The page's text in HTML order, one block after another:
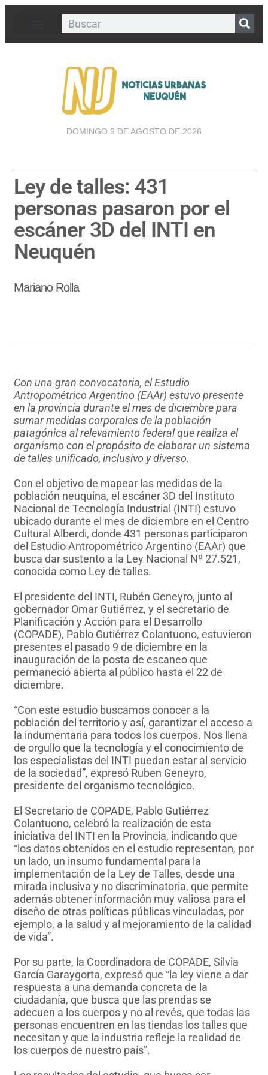
DOMINGO 9 DE AGOSTO DE 2026
Ley de talles: 431
personas pasaron por el
escáner 3D del INTI en
Neuquén
Mariano Rolla
Con una gran convocatoria, el Estudio
Antropométrico Argentino (EAAr) estuvo presente
en la provincia durante el mes de diciembre para
sumar medidas corporales de la población
patagónica al relevamiento federal que realiza el
organismo con el propósito de elaborar un sistema
de talles unificado, inclusivo y diverso.
Con el objetivo de mapear las medidas de la
población neuquina, el escáner 3D del Instituto
Nacional de Tecnología Industrial (INTI) estuvo
ubicado durante el mes de diciembre en el Centro
Cultural Alberdi, donde 431 personas participaron
del Estudio Antropométrico Argentino (EAAr) que
busca dar sustento a la Ley Nacional Nº 27.521,
conocida como Ley de talles.
El presidente del INTI, Rubén Geneyro, junto al
gobernador Omar Gutiérrez, y el secretario de
Planificación y Acción para el Desarrollo
(COPADE), Pablo Gutiérrez Colantuono, estuvieron
presentes el pasado 9 de diciembre en la
inauguración de la posta de escaneo que
permaneció abierta al público hasta el 22 de
diciembre.
“Con este estudio buscamos conocer a la
población del territorio y así, garantizar el acceso a
la indumentaria para todos los cuerpos. Nos llena
de orgullo que la tecnología y el conocimiento de
los especialistas del INTI puedan estar al servicio
de la sociedad”, expresó Ruben Geneyro,
presidente del organismo tecnológico.
El Secretario de COPADE, Pablo Gutiérrez
Colantuono, celebró la realización de esta
iniciativa del INTI en la Provincia, indicando que
“los datos obtenidos en el estudio representan, por
un lado, un insumo fundamental para la
implementación de la Ley de Talles, desde una
mirada inclusiva y no discriminatoria, que permite
además obtener información muy valiosa para el
diseño de otras políticas públicas vinculadas, por
ejemplo, a la salud y al mejoramiento de la calidad
de vida”.
Por su parte, la Coordinadora de COPADE, Silvia
García Garaygorta, expresó que “la ley viene a dar
respuesta a una demanda concreta de la
ciudadanía, que busca que las prendas se
adecuen a los cuerpos y no al revés, que todas las
personas encuentren en las tiendas los talles que
necesitan y que la industria refleje la realidad de
los cuerpos de nuestro país”.